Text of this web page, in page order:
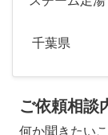
千葉県
ご依頼相談
何か聞きたい